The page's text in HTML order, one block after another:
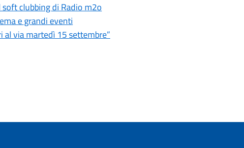
clubbing di Radio m2o
e grandi eventi
al via martedì 15 settembre”